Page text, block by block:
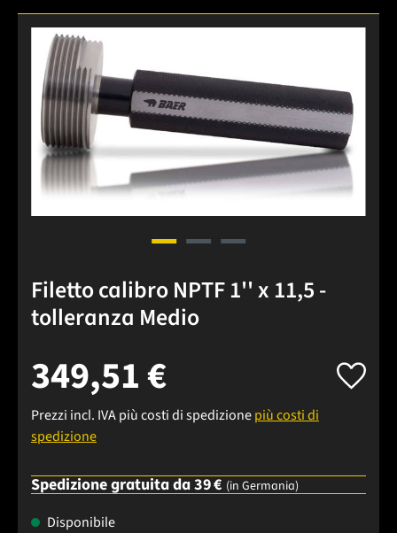
Salta la galleria di immagini
Filetto calibro NPTF 1'' x 11,5 -
tolleranza Medio
349,51 €
Prezzi incl. IVA più costi di spedizionepiù costi di
spedizione
Spedizione gratuita da 39 € (in Germania)
Disponibile